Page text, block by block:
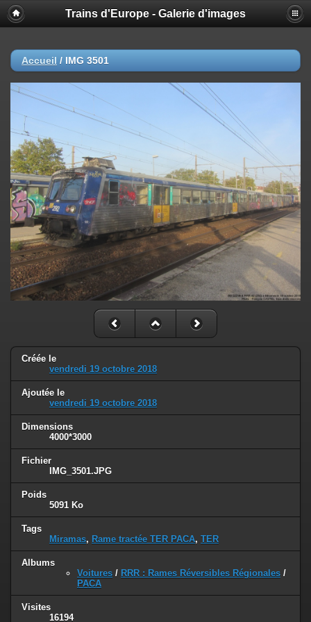
Trains d'Europe - Galerie d'images
Accueil / IMG 3501
Créée le
vendredi 19 octobre 2018
Ajoutée le
vendredi 19 octobre 2018
Dimensions
4000*3000
Fichier
IMG_3501.JPG
Poids
5091 Ko
Tags
Miramas, Rame tractée TER PACA, TER
Albums
Voitures / RRR : Rames Réversibles Régionales /
PACA
Visites
16194